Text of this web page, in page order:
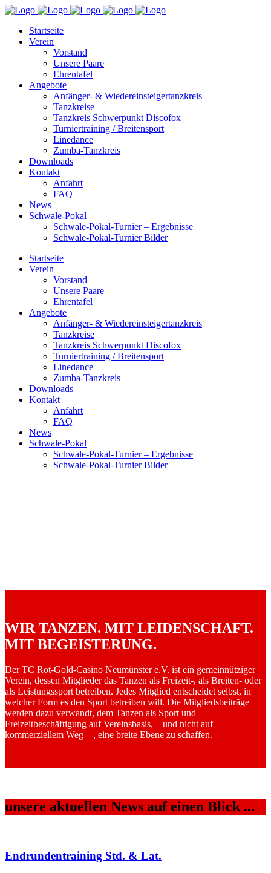
Startseite
Verein
Vorstand
Unsere Paare
Ehrentafel
Angebote
Anfänger- & Wiedereinsteigertanzkreis
Tanzkreise
Tanzkreis Schwerpunkt Discofox
Turniertraining / Breitensport
Linedance
Zumba-Tanzkreis
Downloads
Kontakt
Anfahrt
FAQ
News
Schwale-Pokal
Schwale-Pokal-Turnier – Ergebnisse
Schwale-Pokal-Turnier Bilder
Startseite
Verein
Vorstand
Unsere Paare
Ehrentafel
Angebote
Anfänger- & Wiedereinsteigertanzkreis
Tanzkreise
Tanzkreis Schwerpunkt Discofox
Turniertraining / Breitensport
Linedance
Zumba-Tanzkreis
Downloads
Kontakt
Anfahrt
FAQ
News
Schwale-Pokal
Schwale-Pokal-Turnier – Ergebnisse
Schwale-Pokal-Turnier Bilder
WIR TANZEN. MIT LEIDENSCHAFT.
MIT BEGEISTERUNG.
Der TC Rot-Gold-Casino Neumünster e.V. ist ein gemeinnütziger
Verein, dessen Mitglieder das Tanzen als Freizeit-, als Breiten- oder
als Leistungssport betreiben. Jedes Mitglied entscheidet selbst, in
welcher Form es den Sport betreiben will. Die Mitgliedsbeiträge
werden dazu verwandt, dem Tanzen als Sport und
Freizeitbeschäftigung auf Vereinsbasis, – und nicht auf
kommerziellem Weg – , eine breite Ebene zu schaffen.
unsere aktuellen News auf einen Blick ...
Endrundentraining Std. & Lat.